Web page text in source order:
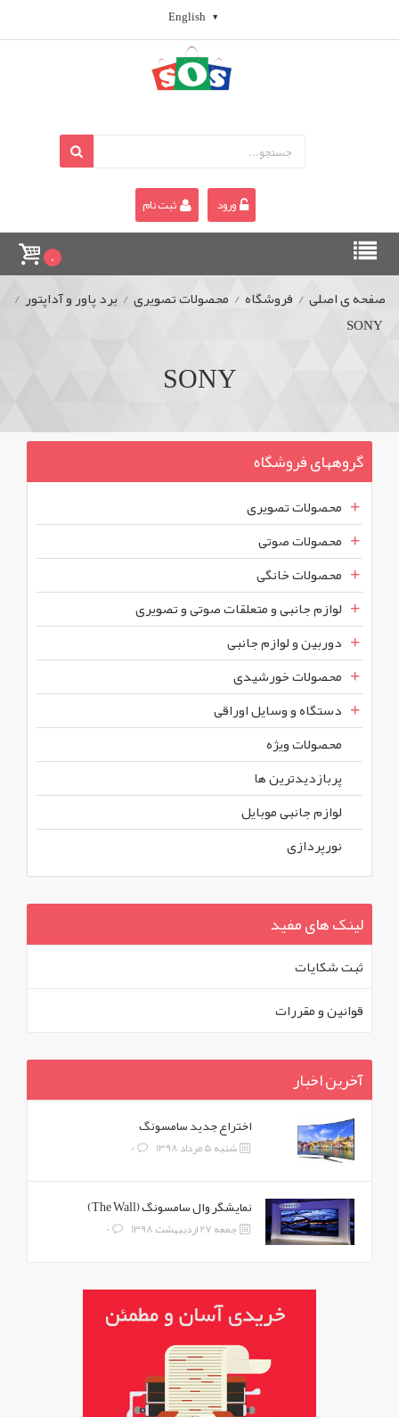
English
ورود ثبت نام
0
صفحه ی اصلی / فروشگاه / محصولات تصویری / برد پاور و آداپتور /
SONY
SONY
گروههای فروشگاه
محصولات تصویری
محصولات صوتی
محصولات خانگی
لوازم جانبی و متعلقات صوتی و تصویری
دوربین و لوازم جانبی
محصولات خورشیدی
دستگاه و وسایل اوراقی
محصولات ويژه
پربازديدترين ها
لوازم جانبی موبایل
نورپردازی
لینک های مفید
ثبت شکايات
قوانين و مقررات
آخرین اخبار
اختراع جدید سامسونگ
شنبه 5 مرداد 1398 0
نمایشگر وال سامسونگ (The Wall)
جمعه 27 اردیبهشت 1398 0